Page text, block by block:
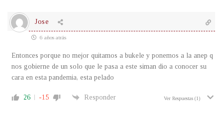
Jose
6 años atrás
Entonces porque no mejor quitamos a bukele y ponemos a la anep q
nos gobierne de un solo que le pasa a este siman dio a conocer su
cara en esta pandemia, esta pelado
26 -15 Responder Ver Respuestas (1)